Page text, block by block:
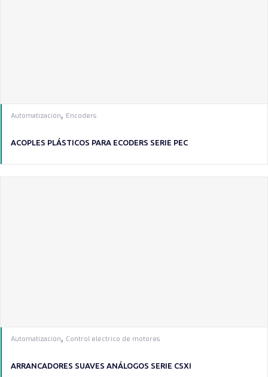
Automatización, Encoders
ACOPLES PLÁSTICOS PARA ECODERS SERIE PEC
Automatización, Control eléctrico de motores
ARRANCADORES SUAVES ANÁLOGOS SERIE CSXI